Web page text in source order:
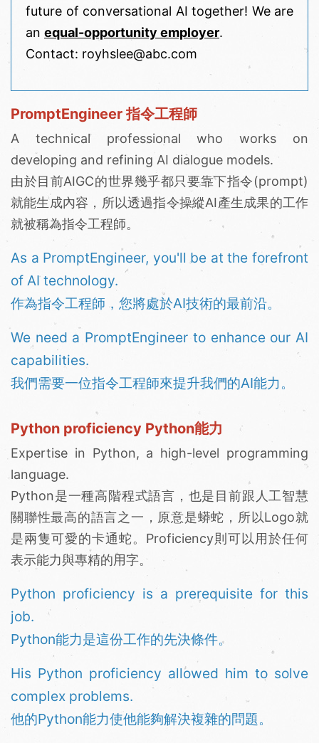
future of conversational AI together! We are
an equal-opportunity employer.
Contact: royhslee@abc.com
PromptEngineer 指令工程師
A technical professional who works on
developing and refining AI dialogue models.
由於目前AIGC的世界幾乎都只要靠下指令(prompt)
就能生成內容，所以透過指令操縱AI產生成果的工作
就被稱為指令工程師。
As a PromptEngineer, you'll be at the forefront
of AI technology.
作為指令工程師，您將處於AI技術的最前沿。
We need a PromptEngineer to enhance our AI
capabilities.
我們需要一位指令工程師來提升我們的AI能力。
Python proficiency Python能力
Expertise in Python, a high-level programming
language.
Python是一種高階程式語言，也是目前跟人工智慧
關聯性最高的語言之一，原意是蟒蛇，所以Logo就
是兩隻可愛的卡通蛇。Proficiency則可以用於任何
表示能力與專精的用字。
Python proficiency is a prerequisite for this
job.
Python能力是這份工作的先決條件。
His Python proficiency allowed him to solve
complex problems.
他的Python能力使他能夠解決複雜的問題。